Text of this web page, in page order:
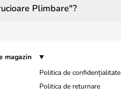
Plimbare"?
magazin
Politica de confidențialitate
Politica de returnare